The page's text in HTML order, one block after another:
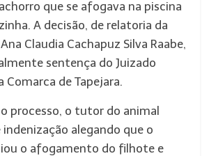
que se afogava na piscina
A decisão, de relatoria da
Claudia Cachapuz Silva Raabe,
sentença do Juizado
Comarca de Tapejara.
processo, o tutor do animal
alegando que o
o afogamento do filhote e